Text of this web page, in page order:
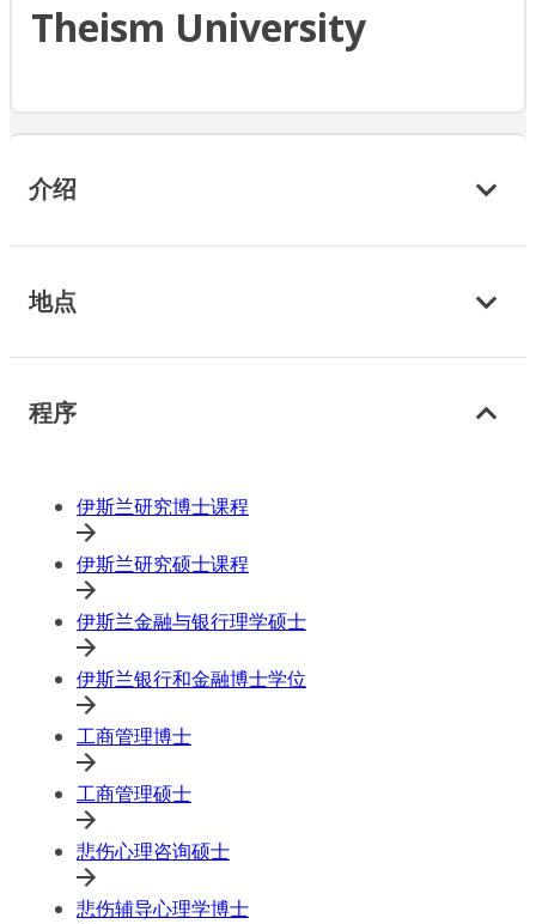
Theism University
介绍
地点
程序
伊斯兰研究博士课程
伊斯兰研究硕士课程
伊斯兰金融与银行理学硕士
伊斯兰银行和金融博士学位
工商管理博士
工商管理硕士
悲伤心理咨询硕士
悲伤辅导心理学博士